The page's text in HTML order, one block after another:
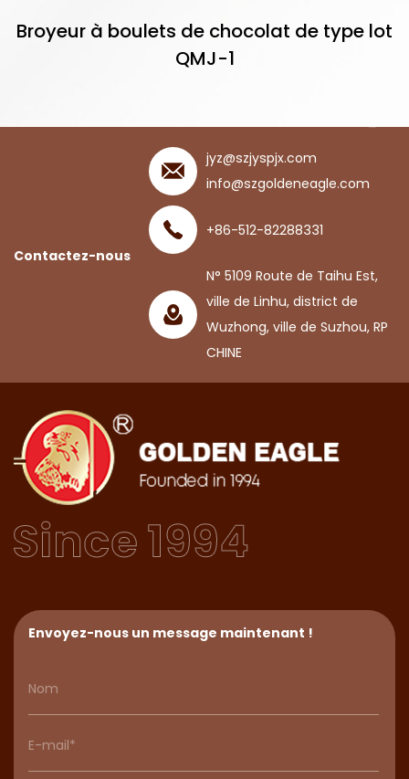
Broyeur à boulets de chocolat de type lot
QMJ-1
Contactez-nous
jyz@szjyspjx.com
info@szgoldeneagle.com
+86-512-82288331
N° 5109 Route de Taihu Est,
ville de Linhu, district de
Wuzhong, ville de Suzhou, RP
CHINE
Envoyez-nous un message maintenant !